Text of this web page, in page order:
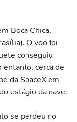
Boca Chica,
O voo foi
conseguiu
entanto, cerca de
da SpaceX em
estágio da nave.
se perdeu no